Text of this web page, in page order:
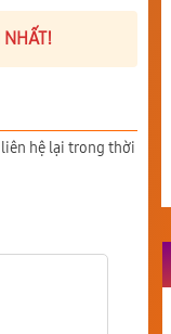
hệ lại trong thời